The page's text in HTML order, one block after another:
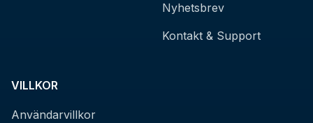
Nyhetsbrev
Kontakt & Support
VILLKOR
Användarvillkor